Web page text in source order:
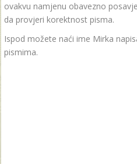
ovakvu namjenu obavezno
da provjeri korektnost pisma.
Ispod možete naći ime Mirka
pismima.